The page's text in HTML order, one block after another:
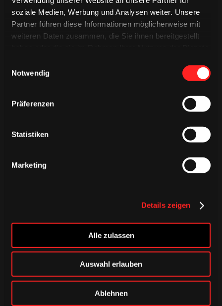
soziale Medien, Werbung und Analysen weiter. Unsere
Partner führen diese Informationen möglicherweise mit
weiteren Daten zusammen, die Sie ihnen bereitgestellt
Notwendig
Präferenzen
Statistiken
Marketing
Details zeigen
Alle zulassen
Auswahl erlauben
Ablehnen
Alle Infos zum öffentlichen
Trainingsauftakt am Sonntag im